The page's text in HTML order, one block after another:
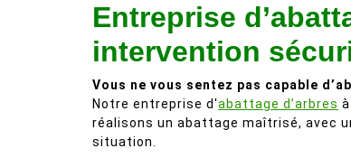
Entreprise
intervention
Vous ne vous sentez pas capable
Notre entreprise d'abattage d’arbres à
réalisons un abattage maîtrisé, avec
situation.